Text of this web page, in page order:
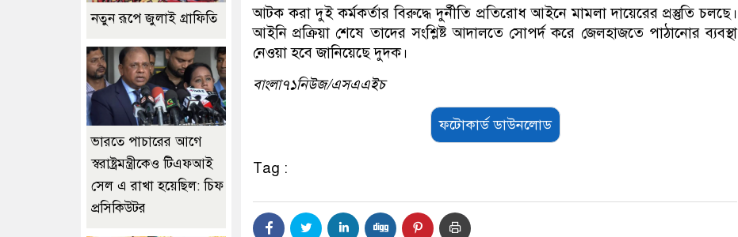
আটক করা দুই কর্মকর্তার বিরুদ্ধে দুর্নীতি প্রতিরোধ আইনে মামলা দায়েরের প্রস্তুতি চলছে।
আইনি প্রক্রিয়া শেষে তাদের সংশ্লিষ্ট আদালতে সোপর্দ করে জেলহাজতে পাঠানোর ব্যবস্থা
নেওয়া হবে জানিয়েছে দুদক।
বাংলা৭১নিউজ/এসএএইচ
ফটোকার্ড ডাউনলোড
Tag :
নতুন রূপে জুলাই গ্রাফিতি
ভারতে পাচারের আগে
স্বরাষ্ট্রমন্ত্রীকেও টিএফআই
সেল এ রাখা হয়েছিল: চিফ
প্রসিকিউটর